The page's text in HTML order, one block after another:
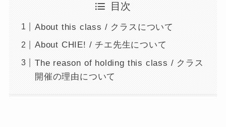
目次
About this class / クラスについて
About CHIE! / チエ先生について
The reason of holding this class / クラス
開催の理由について